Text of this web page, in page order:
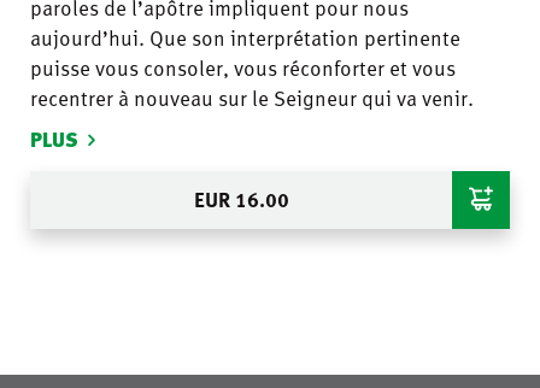
EUR 16.00
paroles de l’apôtre impliquent pour nous
aujourd’hui. Que son interprétation pertinente
puisse vous consoler, vous réconforter et vous
recentrer à nouveau sur le Seigneur qui va venir.
PLUS